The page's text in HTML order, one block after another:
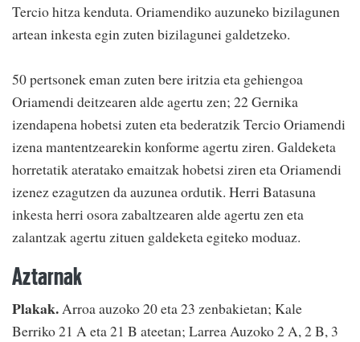
Tercio hitza kenduta. Oriamendiko auzuneko bizilagunen
artean inkesta egin zuten bizilagunei galdetzeko.
50 pertsonek eman zuten bere iritzia eta gehiengoa
Oriamendi deitzearen alde agertu zen; 22 Gernika
izendapena hobetsi zuten eta bederatzik Tercio Oriamendi
izena mantentzearekin konforme agertu ziren. Galdeketa
horretatik ateratako emaitzak hobetsi ziren eta Oriamendi
izenez ezagutzen da auzunea ordutik. Herri Batasuna
inkesta herri osora zabaltzearen alde agertu zen eta
zalantzak agertu zituen galdeketa egiteko moduaz.
Aztarnak
Plakak. Arroa auzoko 20 eta 23 zenbakietan; Kale
Berriko 21 A eta 21 B ateetan; Larrea Auzoko 2 A, 2 B, 3